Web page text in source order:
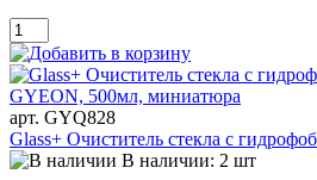
арт. GYQ828
Glass+ Очиститель стекла с
В наличии: 2 шт